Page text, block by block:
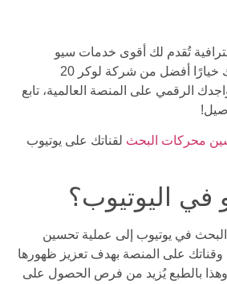
تُقدم لك أقوى خدمات سيو
اليوتيوب؟ إذًا ليس هناك خيارًا أفضل من شركة لوكر 20
الرقمي على المنصة العالمية، تابع
محركات البحث لقناتك على يوتيوب
في اليوتيوب؟
في يوتيوب إلى عملية تحسين
وقناتك على المنصة بهدف تعزيز ظهورها
وهذا بالطبع يُزيد من فرص الحصول على